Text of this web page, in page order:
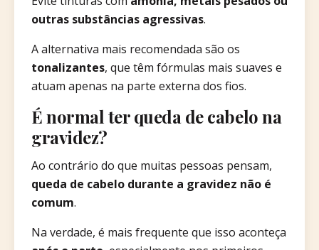
outras substâncias agressivas.
A alternativa mais recomendada são os
tonalizantes, que têm fórmulas mais suaves e
atuam apenas na parte externa dos fios.
É normal ter queda de cabelo na
gravidez?
Ao contrário do que muitas pessoas pensam,
queda de cabelo durante a gravidez não é
comum.
Na verdade, é mais frequente que isso aconteça